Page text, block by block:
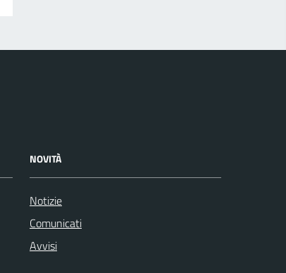
NOVITÀ
Notizie
Comunicati
Avvisi